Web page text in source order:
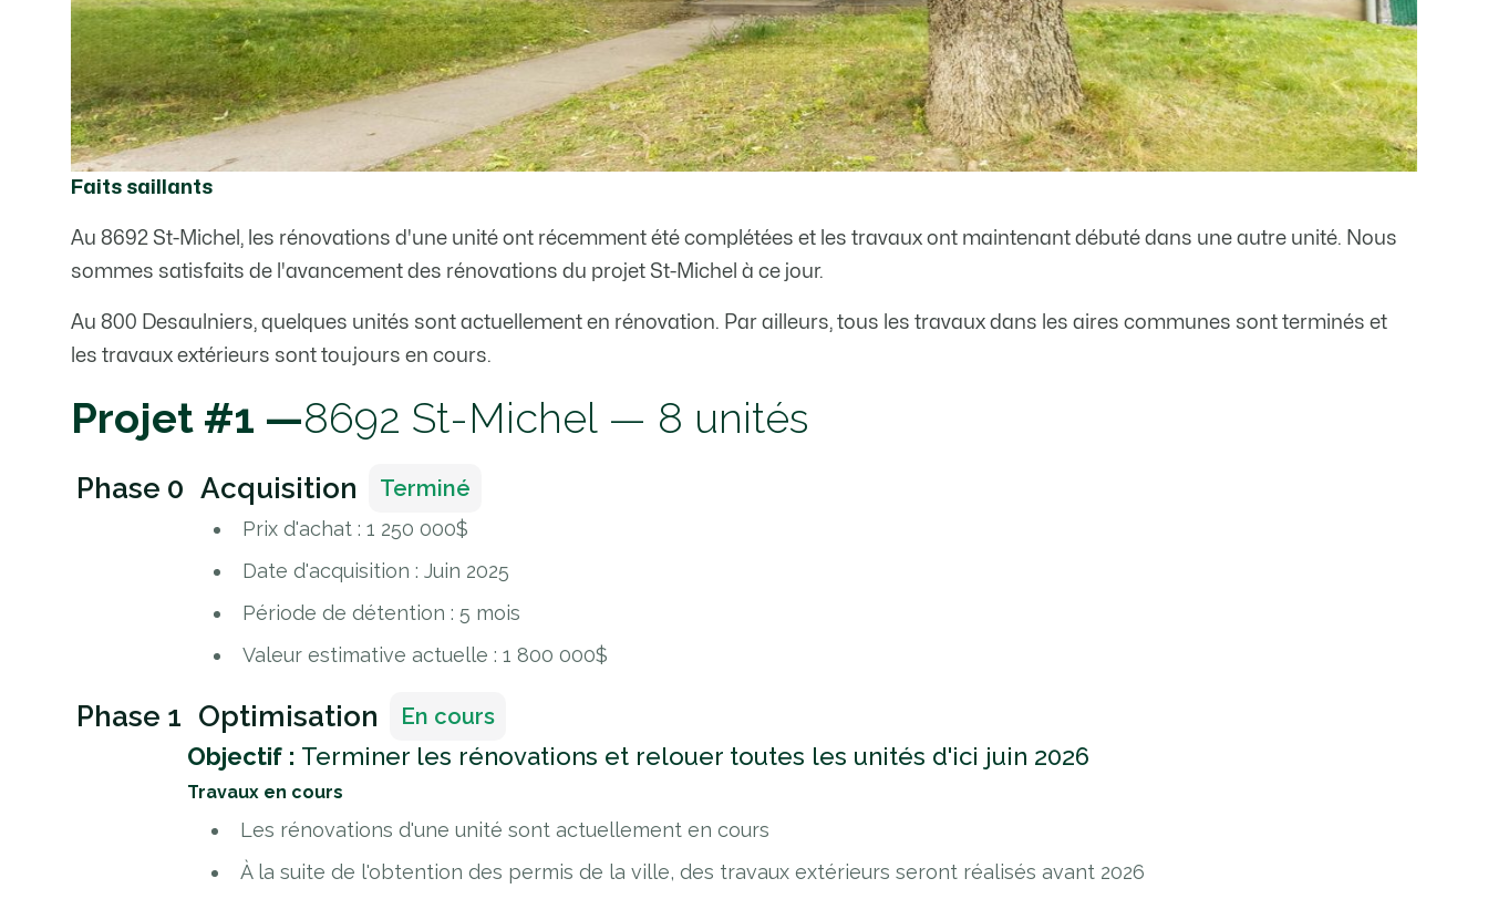
Faits saillants
Au 8692 St-Michel, les rénovations d'une unité ont récemment été complétées et les travaux ont maintenant débuté dans une autre unité. Nous
sommes satisfaits de l'avancement des rénovations du projet St-Michel à ce jour.
Au 800 Desaulniers, quelques unités sont actuellement en rénovation. Par ailleurs, tous les travaux dans les aires communes sont terminés et
les travaux extérieurs sont toujours en cours.
Projet #1 —8692 St-Michel — 8 unités
Phase 0 Acquisition Terminé
Prix d'achat : 1 250 000$
Date d'acquisition : Juin 2025
Période de détention : 5 mois
Valeur estimative actuelle : 1 800 000$
Phase 1 Optimisation En cours
Objectif : Terminer les rénovations et relouer toutes les unités d'ici juin 2026
Travaux en cours
Les rénovations d'une unité sont actuellement en cours
À la suite de l'obtention des permis de la ville, des travaux extérieurs seront réalisés avant 2026